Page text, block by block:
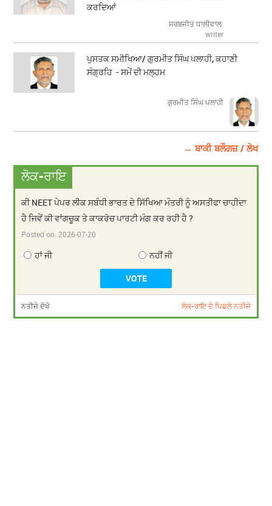
ਕਰਦਿਆਂ
ਸਰਬਜੀਤ ਧਾਲੀਵਾਲ
writer
ਪੁਸਤਕ ਸਮੀਖਿਆ/ ਗੁਰਮੀਤ ਸਿੰਘ ਪਲਾਹੀ, ਕਹਾਣੀ
ਸੰਗ੍ਰਹਿ - ਸਮੇਂ ਦੀ ਮਲ੍ਹਮ
ਗੁਰਮੀਤ ਸਿੰਘ ਪਲਾਹੀ
→ ਬਾਕੀ ਬਲੌਗਜ਼ / ਲੇਖ
ਲੋਕ-ਰਾਇ
ਕੀ NEET ਪੇਪਰ ਲੀਕ ਸਬੰਧੀ ਭਾਰਤ ਦੇ ਸਿੱਖਿਆ ਮੰਤਰੀ ਨੂੰ ਅਸਤੀਫਾ ਚਾਹੀਦਾ
ਹੈ ਜਿਵੇਂ ਕੀ ਵਾਂਗਚੂਕ ਤੇ ਕਾਕਰੋਚ ਪਾਰਟੀ ਮੰਗ ਕਰ ਰਹੀ ਹੈ ?
Posted on:2026-07-20
ਹਾਂ ਜੀ ਨਹੀਂ ਜੀ
ਨਤੀਜੇ ਦੇਖੋ ਲੋਕ-ਰਾਇ ਦੇ ਪਿਛਲੇ ਨਤੀਜੇ